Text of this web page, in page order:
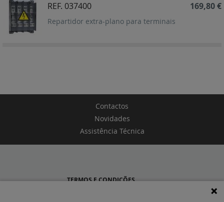
REF. 037400
Repartidor extra-plano para terminais
169,80 €
Contactos
Novidades
Assistência Técnica
TERMOS E CONDIÇÕES